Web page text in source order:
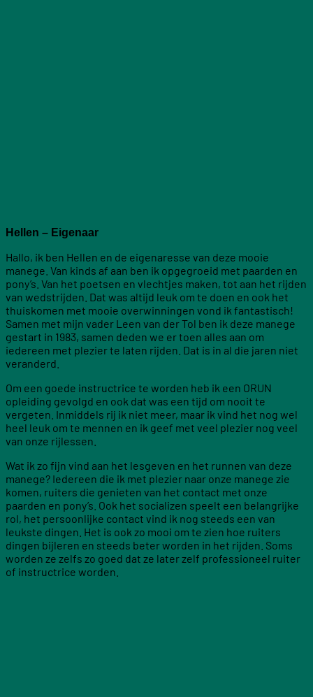
Hellen – Eigenaar
Hallo, ik ben Hellen en de eigenaresse van deze mooie
manege. Van kinds af aan ben ik opgegroeid met paarden en
pony’s. Van het poetsen en vlechtjes maken, tot aan het rijden
van wedstrijden. Dat was altijd leuk om te doen en ook het
thuiskomen met mooie overwinningen vond ik fantastisch!
Samen met mijn vader Leen van der Tol ben ik deze manege
gestart in 1983, samen deden we er toen alles aan om
iedereen met plezier te laten rijden. Dat is in al die jaren niet
veranderd.
Om een goede instructrice te worden heb ik een ORUN
opleiding gevolgd en ook dat was een tijd om nooit te
vergeten. Inmiddels rij ik niet meer, maar ik vind het nog wel
heel leuk om te mennen en ik geef met veel plezier nog veel
van onze rijlessen.
Wat ik zo fijn vind aan het lesgeven en het runnen van deze
manege? Iedereen die ik met plezier naar onze manege zie
komen, ruiters die genieten van het contact met onze
paarden en pony’s. Ook het socializen speelt een belangrijke
rol, het persoonlijke contact vind ik nog steeds een van
leukste dingen. Het is ook zo mooi om te zien hoe ruiters
dingen bijleren en steeds beter worden in het rijden. Soms
worden ze zelfs zo goed dat ze later zelf professioneel ruiter
of instructrice worden.